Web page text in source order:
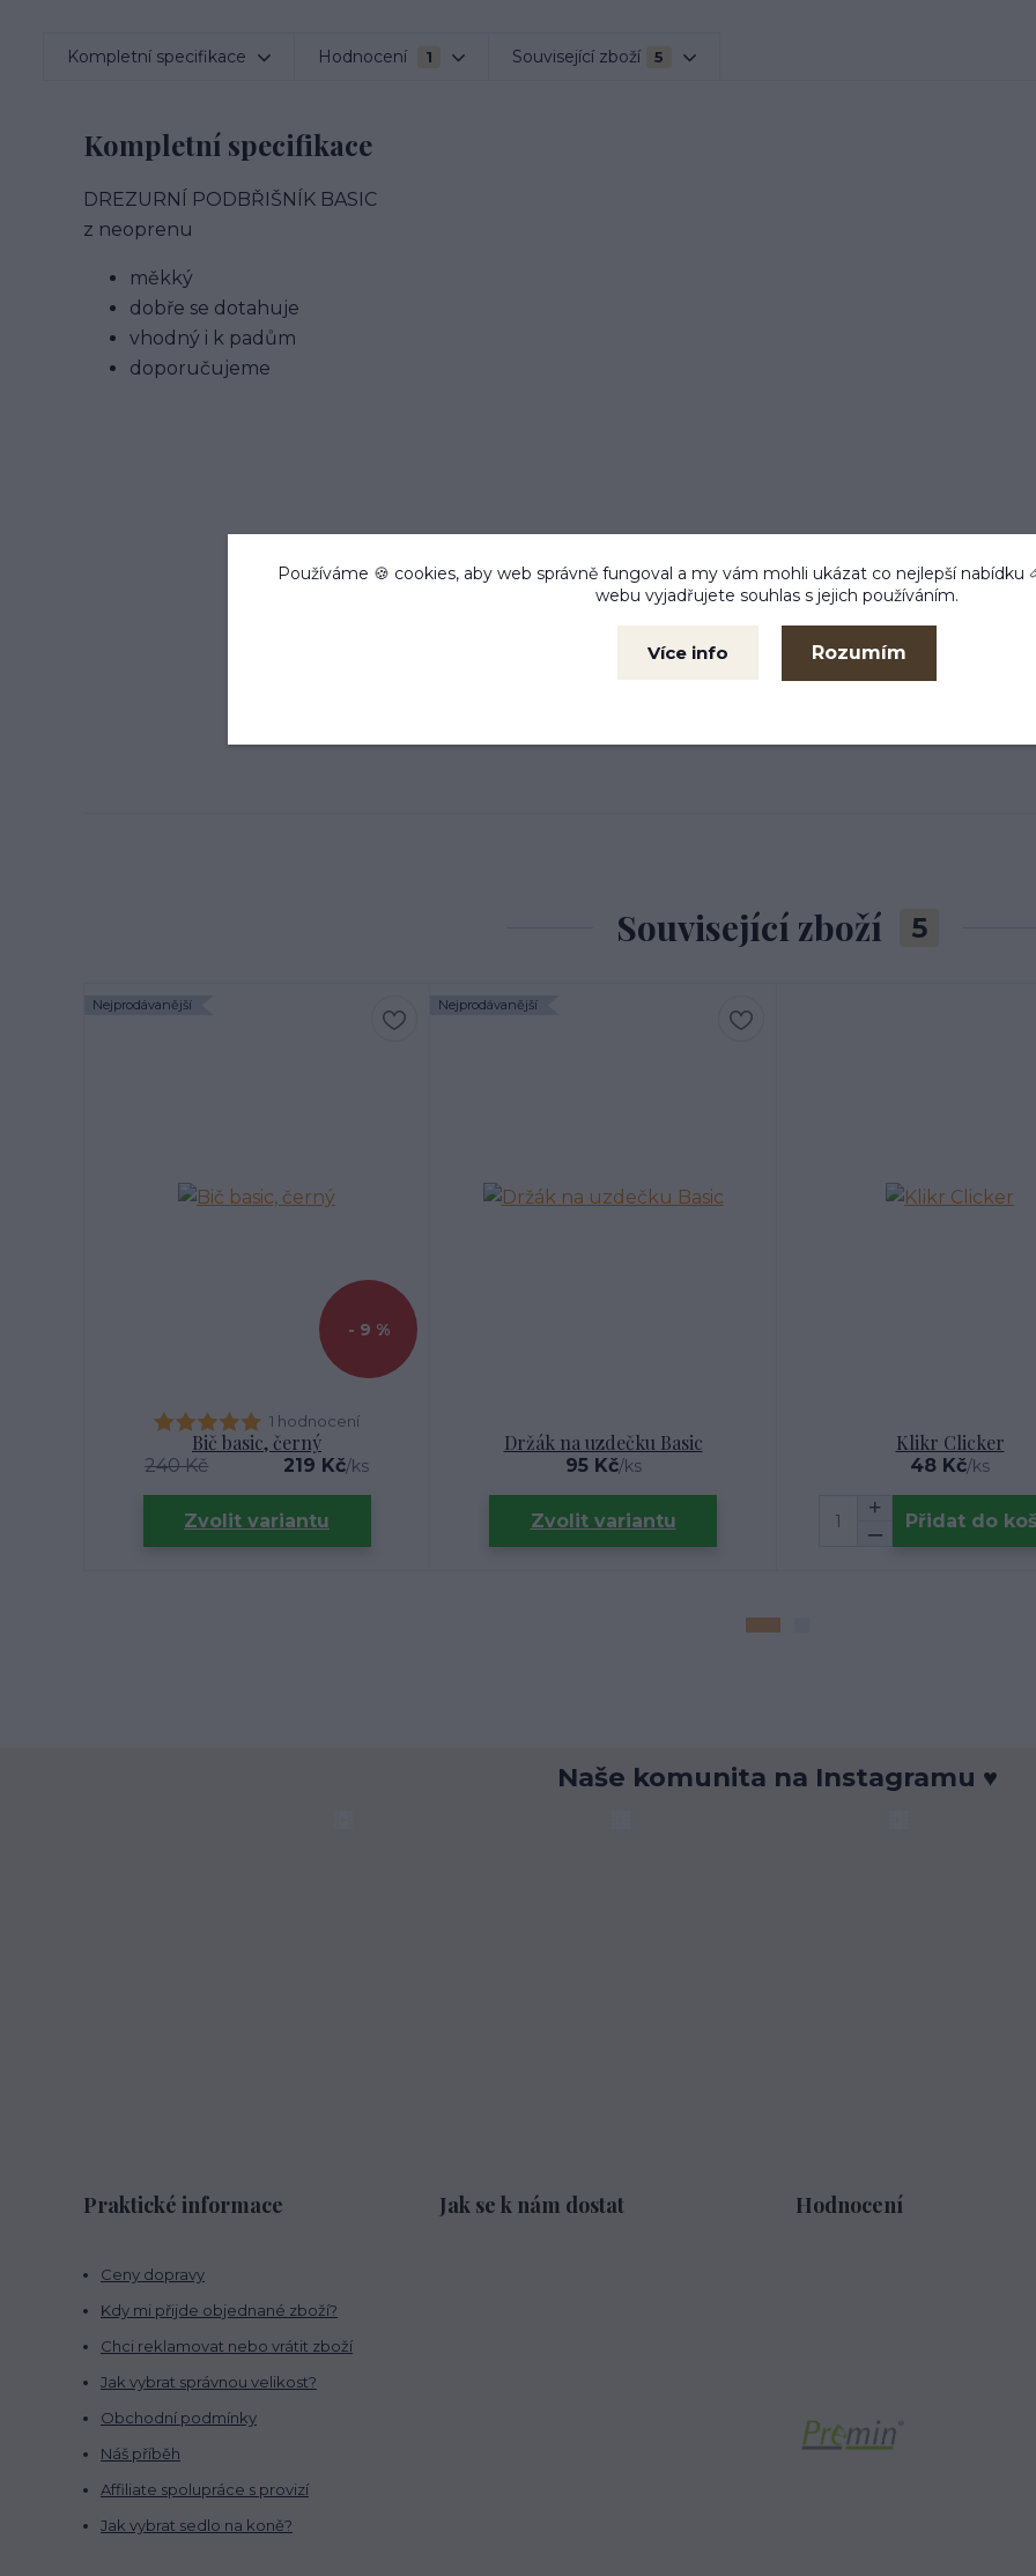
Kompletní specifikace Hodnocení 1 Související zboží 5
Kompletní specifikace
DREZURNÍ PODBŘIŠNÍK BASIC
z neoprenu
měkký
dobře se dotahuje
vhodný i k padům
doporučujeme
Související zboží 5
Nejprodávanější
- 9 %
1 hodnocení
Bič basic, černý
240 Kč 219 Kč/ks
Zvolit variantu
Nejprodávanější
Držák na uzdečku Basic
95 Kč/ks
Zvolit variantu
Klikr Clicker
48 Kč/ks
Přidat do
Naše komunita na Instagramu ♥
Praktické informace
Ceny dopravy
Kdy mi přijde objednané zboží?
Chci reklamovat nebo vrátit zboží
Jak vybrat správnou velikost?
Obchodní podmínky
Náš příběh
Affiliate spolupráce s provizí
Jak vybrat sedlo na koně?
Jak se k nám dostat Hodnocení
Používáme 🍪 cookies, aby web správně fungoval a my vám mohli ukázat co nejlepší nabídku
webu vyjadřujete souhlas s jejich používáním.
Více info Rozumím